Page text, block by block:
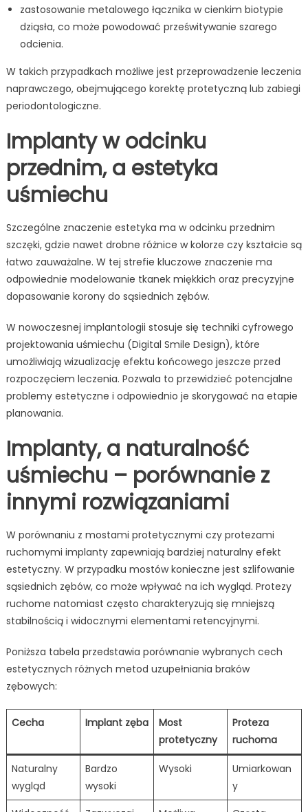
zastosowanie metalowego łącznika w cienkim biotypie
dziąsła, co może powodować prześwitywanie szarego
odcienia.
W takich przypadkach możliwe jest przeprowadzenie leczenia
naprawczego, obejmującego korektę protetyczną lub zabiegi
periodontologiczne.
Implanty w odcinku
przednim, a estetyka
uśmiechu
Szczególne znaczenie estetyka ma w odcinku przednim
szczęki, gdzie nawet drobne różnice w kolorze czy kształcie są
łatwo zauważalne. W tej strefie kluczowe znaczenie ma
odpowiednie modelowanie tkanek miękkich oraz precyzyjne
dopasowanie korony do sąsiednich zębów.
W nowoczesnej implantologii stosuje się techniki cyfrowego
projektowania uśmiechu (Digital Smile Design), które
umożliwiają wizualizację efektu końcowego jeszcze przed
rozpoczęciem leczenia. Pozwala to przewidzieć potencjalne
problemy estetyczne i odpowiednio je skorygować na etapie
planowania.
Implanty, a naturalność
uśmiechu – porównanie z
innymi rozwiązaniami
W porównaniu z mostami protetycznymi czy protezami
ruchomymi implanty zapewniają bardziej naturalny efekt
estetyczny. W przypadku mostów konieczne jest szlifowanie
sąsiednich zębów, co może wpływać na ich wygląd. Protezy
ruchome natomiast często charakteryzują się mniejszą
stabilnością i widocznymi elementami retencyjnymi.
Poniższa tabela przedstawia porównanie wybranych cech
estetycznych różnych metod uzupełniania braków
zębowych:
Cecha Implant zęba
Most
protetyczny
Proteza
ruchoma
Naturalny
wygląd
Bardzo
wysoki
Wysoki
Umiarkowan
y